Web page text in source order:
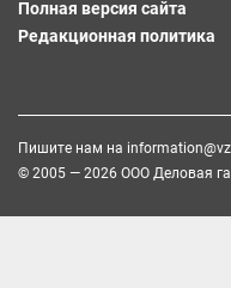
Полная версия сайта
Редакционная политика
Пишите нам на
© 2005 — 2026 ООО Деловая